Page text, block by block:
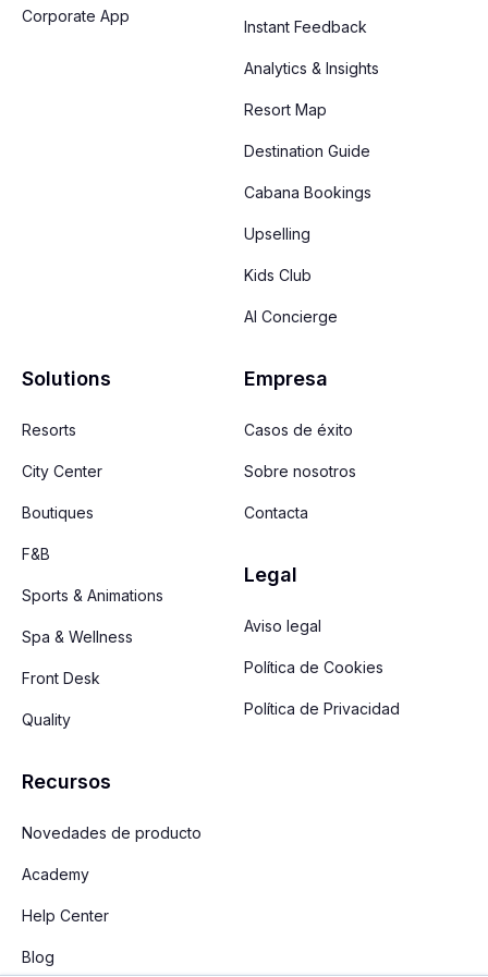
Corporate App
Instant Feedback
Analytics & Insights
Resort Map
Destination Guide
Cabana Bookings
Upselling
Kids Club
AI Concierge
Solutions
Resorts
City Center
Boutiques
F&B
Sports & Animations
Spa & Wellness
Front Desk
Quality
Recursos
Novedades de producto
Academy
Help Center
Blog
Empresa
Casos de éxito
Sobre nosotros
Contacta
Legal
Aviso legal
Política de Cookies
Política de Privacidad